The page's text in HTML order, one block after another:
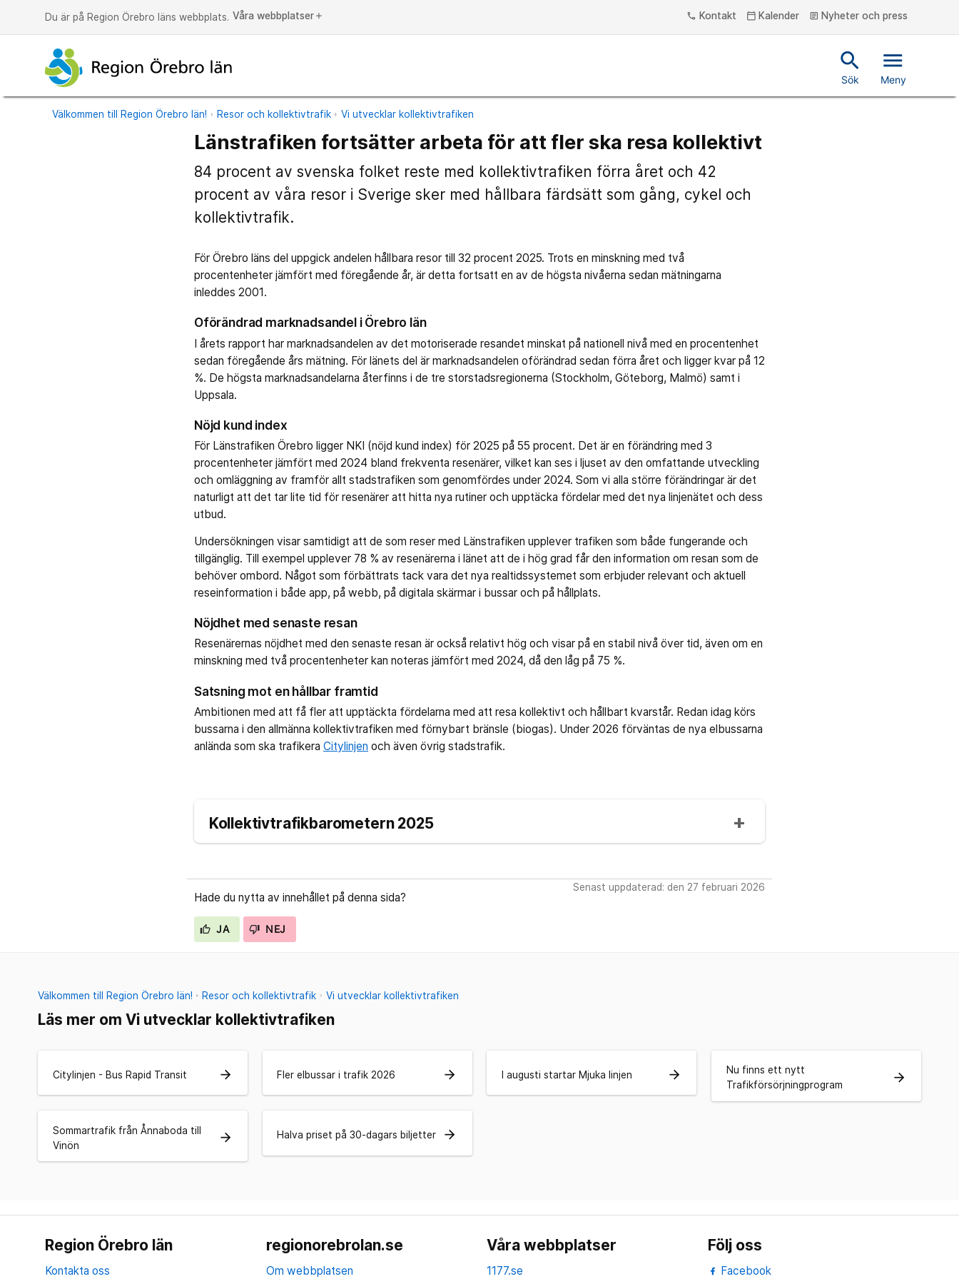
Du är på Region Örebro läns webbplats. Våra webbplatser add phone Kontakt calendar_today Kalender article Nyheter och press
search
Sök
menu
Meny
Välkommen till Region Örebro län! Resor och kollektivtrafik Vi utvecklar kollektivtrafiken
Länstrafiken fortsätter arbeta för att fler ska resa kollektivt
84 procent av svenska folket reste med kollektivtrafiken förra året och 42
procent av våra resor i Sverige sker med hållbara färdsätt som gång, cykel och
kollektivtrafik.
För Örebro läns del uppgick andelen hållbara resor till 32 procent 2025. Trots en minskning med två
procentenheter jämfört med föregående år, är detta fortsatt en av de högsta nivåerna sedan mätningarna
inleddes 2001.
Oförändrad marknadsandel i Örebro län
I årets rapport har marknadsandelen av det motoriserade resandet minskat på nationell nivå med en procentenhet
sedan föregående års mätning. För länets del är marknadsandelen oförändrad sedan förra året och ligger kvar på 12
%. De högsta marknadsandelarna återfinns i de tre storstadsregionerna (Stockholm, Göteborg, Malmö) samt i
Uppsala.
Nöjd kund index
För Länstrafiken Örebro ligger NKI (nöjd kund index) för 2025 på 55 procent. Det är en förändring med 3
procentenheter jämfört med 2024 bland frekventa resenärer, vilket kan ses i ljuset av den omfattande utveckling
och omläggning av framför allt stadstrafiken som genomfördes under 2024. Som vi alla större förändringar är det
naturligt att det tar lite tid för resenärer att hitta nya rutiner och upptäcka fördelar med det nya linjenätet och dess
utbud.
Undersökningen visar samtidigt att de som reser med Länstrafiken upplever trafiken som både fungerande och
tillgänglig. Till exempel upplever 78 % av resenärerna i länet att de i hög grad får den information om resan som de
behöver ombord. Något som förbättrats tack vara det nya realtidssystemet som erbjuder relevant och aktuell
reseinformation i både app, på webb, på digitala skärmar i bussar och på hållplats.
Nöjdhet med senaste resan
Resenärernas nöjdhet med den senaste resan är också relativt hög och visar på en stabil nivå över tid, även om en
minskning med två procentenheter kan noteras jämfört med 2024, då den låg på 75 %.
Satsning mot en hållbar framtid
Ambitionen med att få fler att upptäckta fördelarna med att resa kollektivt och hållbart kvarstår. Redan idag körs
bussarna i den allmänna kollektivtrafiken med förnybart bränsle (biogas). Under 2026 förväntas de nya elbussarna
anlända som ska trafikera Citylinjen och även övrig stadstrafik.
Kollektivtrafikbarometern 2025
Hade du nytta av innehållet på denna sida?
JA NEJ
Senast uppdaterad: den 27 februari 2026
Välkommen till Region Örebro län! Resor och kollektivtrafik Vi utvecklar kollektivtrafiken
Läs mer om Vi utvecklar kollektivtrafiken
Citylinjen - Bus Rapid Transit arrow_forward Fler elbussar i trafik 2026 arrow_forward I augusti startar Mjuka linjen arrow_forward
Nu finns ett nytt
Trafikförsörjningprogram
arrow_forward
Sommartrafik från Ånnaboda till
Vinön
arrow_forward Halva priset på 30-dagars biljetter arrow_forward
Region Örebro län
Kontakta oss
regionorebrolan.se
Om webbplatsen
Våra webbplatser
1177.se
Följ oss
Facebook